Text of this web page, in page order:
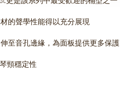
的聲學性能得以充分展現
至音孔邊緣，為面板提供更多保護
頸穩定性